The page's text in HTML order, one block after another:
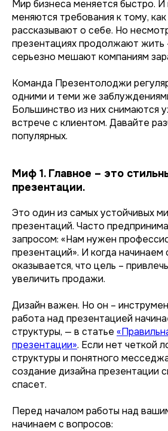
Мир бизнеса меняется быстро.
меняются требования к тому,
рассказывают о себе. Но
презентациях продолжают жить
серьезно мешают компаниям
Команда Презентолоджи
одними и теми же
Большинство из них снимаются
встрече с клиентом. Давайте
популярных.
Миф 1. Главное – это
презентации.
Это один из самых устойчивых
презентаций. Часто
запросом: «Нам нужен
презентаций». И когда начинаем
оказывается, что цель –
увеличить продажи.
Дизайн важен. Но он –
работа над презентацией
структуры, — в статье
презентации». Если нет четкой
структуры и понятного
создание дизайна презентации
спасет.
Перед началом работы над
начинаем с вопросов: